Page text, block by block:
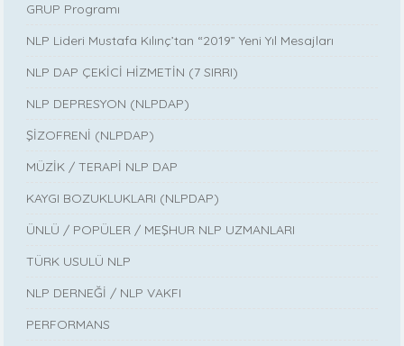
GRUP Programı
NLP Lideri Mustafa Kılınç’tan “2019” Yeni Yıl Mesajları
NLP DAP ÇEKİCİ HİZMETİN (7 SIRRI)
NLP DEPRESYON (NLPDAP)
ŞİZOFRENİ (NLPDAP)
MÜZİK / TERAPİ NLP DAP
KAYGI BOZUKLUKLARI (NLPDAP)
ÜNLÜ / POPÜLER / MEŞHUR NLP UZMANLARI
TÜRK USULÜ NLP
NLP DERNEĞİ / NLP VAKFI
PERFORMANS